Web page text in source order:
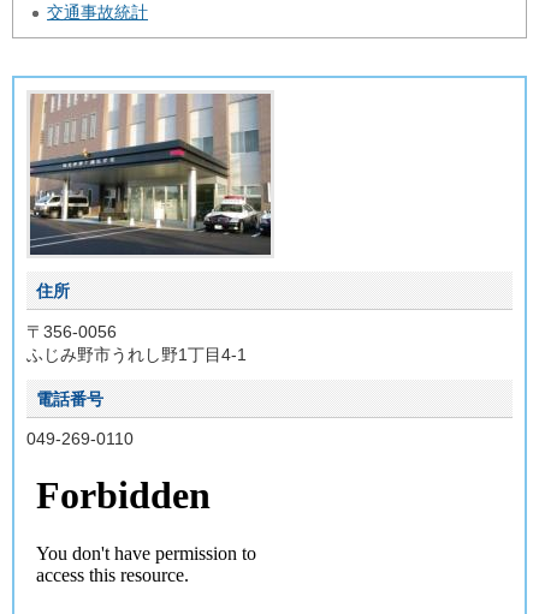
交通事故統計
住所
〒356-0056
ふじみ野市うれし野1丁目4-1
電話番号
049-269-0110